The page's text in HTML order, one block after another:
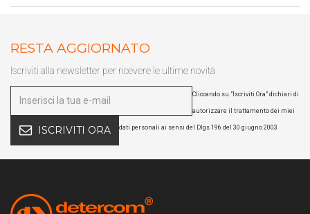
RESTA AGGIORNATO
Iscriviti alla newsletter per ricevere le ultime novità
ISCRIVITI ORA
Cliccando su "Iscriviti Ora" dichiari di
autorizzare il trattamento dei miei
dati personali ai sensi del Dlgs 196 del 30 giugno 2003